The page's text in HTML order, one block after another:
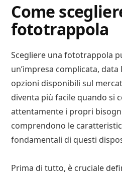
Come
fototrappola
Scegliere una fototrappola
un’impresa complicata, data
opzioni disponibili sul
diventa più facile quando si
attentamente i propri
comprendono le
fondamentali di questi
Prima di tutto, è cruciale